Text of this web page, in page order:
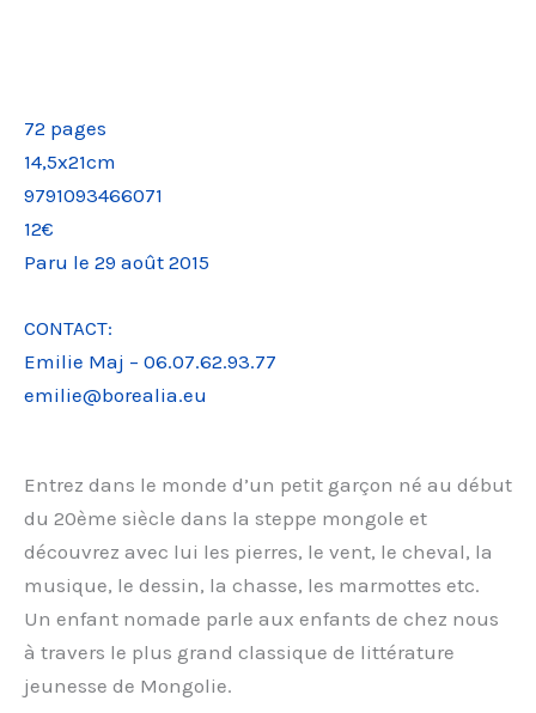
72 pages
14,5x21cm
9791093466071
12€
Paru le 29 août 2015
CONTACT:
Emilie Maj – 06.07.62.93.77
emilie@borealia.eu
Entrez dans le monde d’un petit garçon né au début
du 20ème siècle dans la steppe mongole et
découvrez avec lui les pierres, le vent, le cheval, la
musique, le dessin, la chasse, les marmottes etc.
Un enfant nomade parle aux enfants de chez nous
à travers le plus grand classique de littérature
jeunesse de Mongolie.